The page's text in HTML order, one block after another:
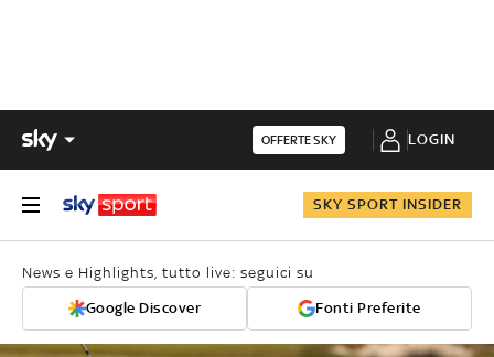
OFFERTE SKY LOGIN
SKY SPORT INSIDER
News e Highlights, tutto live: seguici su
Google Discover Fonti Preferite